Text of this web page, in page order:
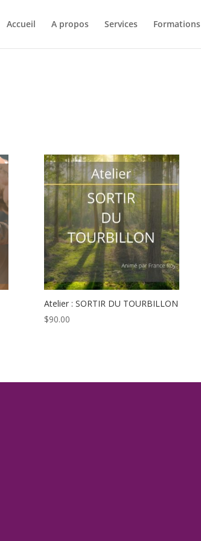
Accueil A propos Services Formations
Atelier : SORTIR DU TOURBILLON
$90.00